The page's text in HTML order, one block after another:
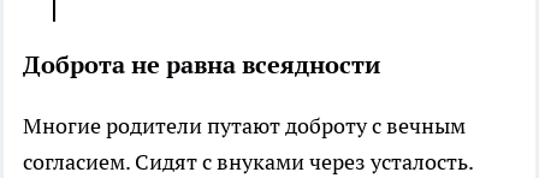
Доброта не равна всеядности
Многие родители путают доброту с вечным
согласием. Сидят с внуками через усталость.